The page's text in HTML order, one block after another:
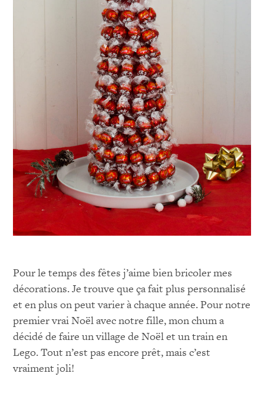
Pour le temps des fêtes j’aime bien bricoler mes
décorations. Je trouve que ça fait plus personnalisé
et en plus on peut varier à chaque année. Pour notre
premier vrai Noël avec notre fille, mon chum a
décidé de faire un village de Noël et un train en
Lego. Tout n’est pas encore prêt, mais c’est
vraiment joli!